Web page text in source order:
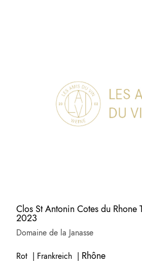
Clos St Antonin Cotes du Rhone
2023
Domaine de la Janasse
Rot | Frankreich | Rhône